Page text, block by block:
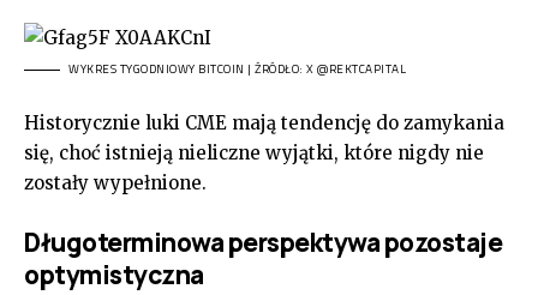
WYKRES TYGODNIOWY BITCOIN | ŹRÓDŁO: X @REKTCAPITAL
Historycznie luki CME mają tendencję do zamykania
się, choć istnieją nieliczne wyjątki, które nigdy nie
zostały wypełnione.
Długoterminowa perspektywa pozostaje
optymistyczna